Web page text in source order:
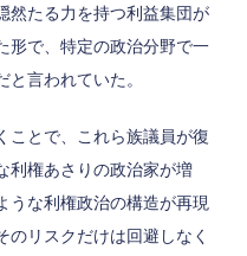
然たる力を持つ利益集団が
形で、特定の政治分野で一
言われていた。
ことで、これら族議員が復
利権あさりの政治家が増
うな利権政治の構造が再現
のリスクだけは回避しなく